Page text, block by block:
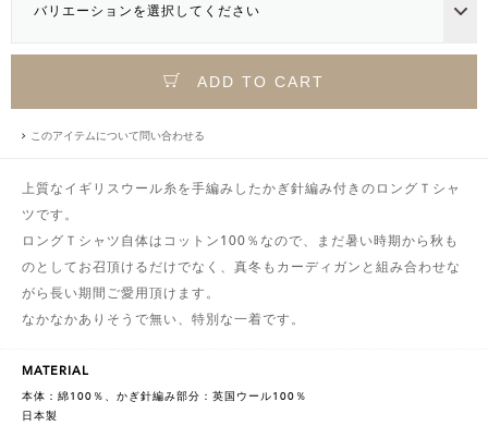
バリエーションを選択してください
ADD TO CART
このアイテムについて問い合わせる
上質なイギリスウール糸を手編みしたかぎ針編み付きのロングＴシャ
ツです。
ロングＴシャツ自体はコットン100％なので、まだ暑い時期から秋も
のとしてお召頂けるだけでなく、真冬もカーディガンと組み合わせな
がら長い期間ご愛用頂けます。
なかなかありそうで無い、特別な一着です。
MATERIAL
本体：綿100％、かぎ針編み部分：英国ウール100％
日本製